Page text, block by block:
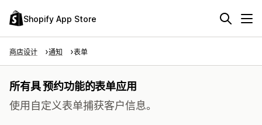
Shopify App Store
商店设计 通知 表单
所有具 预约功能的表单应用
使用自定义表单捕获客户信息。